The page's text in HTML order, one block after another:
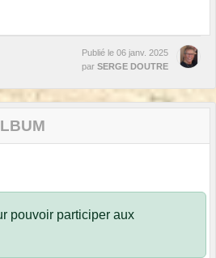
Publié le 06 janv. 2025
par SERGE DOUTRE
pouvoir participer aux